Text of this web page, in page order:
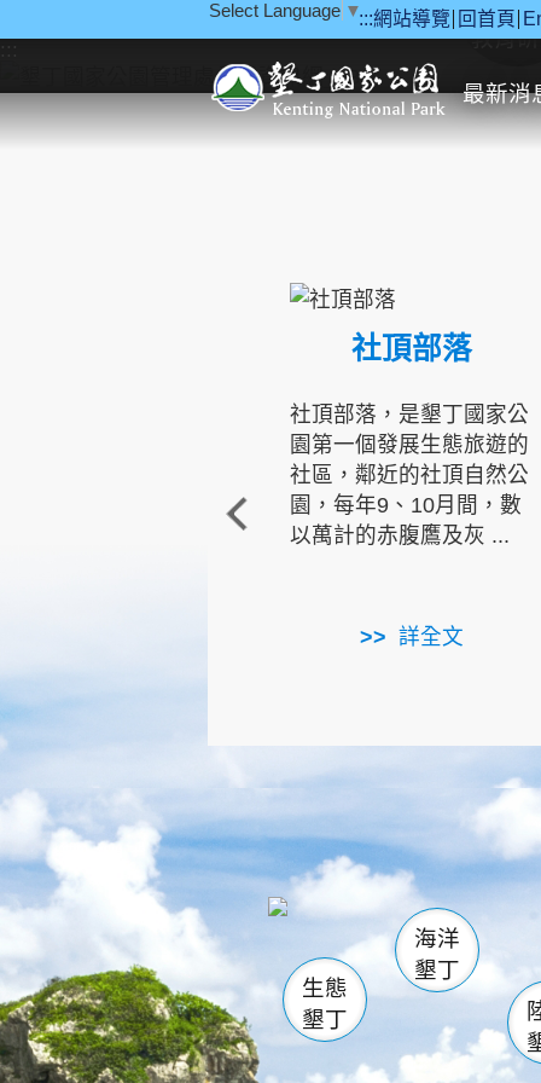
:::網站導覽 回首頁
Select Language ▼
最新消
::: 教育
社頂部落
社頂部落，是墾丁國家公
園第一個發展生態旅遊的
社區，鄰近的社頂自然公
園，每年9、10月間，數
以萬計的赤腹鷹及灰 ...
詳全文
龜山 海生館
恆春
龍鑾潭自
瓊麻館
關山
白砂
生態
墾丁
海洋
墾丁